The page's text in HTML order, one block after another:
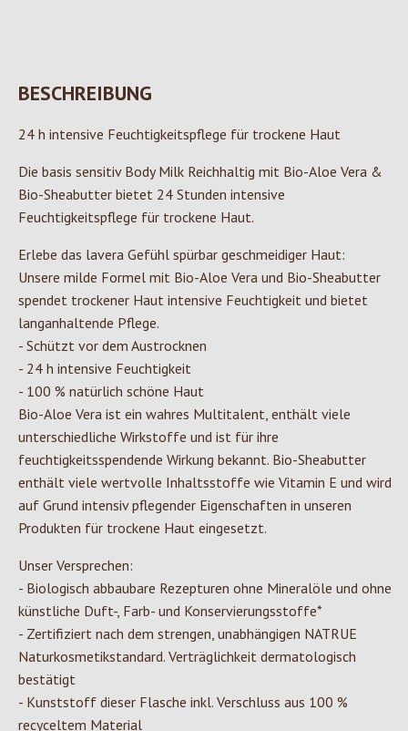
BESCHREIBUNG
24 h intensive Feuchtigkeitspflege für trockene Haut
Die basis sensitiv Body Milk Reichhaltig mit Bio-Aloe Vera &
Bio-Sheabutter bietet 24 Stunden intensive
Feuchtigkeitspflege für trockene Haut.
Erlebe das lavera Gefühl spürbar geschmeidiger Haut:
Unsere milde Formel mit Bio-Aloe Vera und Bio-Sheabutter
spendet trockener Haut intensive Feuchtigkeit und bietet
langanhaltende Pflege.
- Schützt vor dem Austrocknen
- 24 h intensive Feuchtigkeit
- 100 % natürlich schöne Haut
Bio-Aloe Vera ist ein wahres Multitalent, enthält viele
unterschiedliche Wirkstoffe und ist für ihre
feuchtigkeitsspendende Wirkung bekannt. Bio-Sheabutter
enthält viele wertvolle Inhaltsstoffe wie Vitamin E und wird
auf Grund intensiv pflegender Eigenschaften in unseren
Produkten für trockene Haut eingesetzt.
Unser Versprechen:
- Biologisch abbaubare Rezepturen ohne Mineralöle und ohne
künstliche Duft-, Farb- und Konservierungsstoffe*
- Zertifiziert nach dem strengen, unabhängigen NATRUE
Naturkosmetikstandard. Verträglichkeit dermatologisch
bestätigt
- Kunststoff dieser Flasche inkl. Verschluss aus 100 %
recyceltem Material